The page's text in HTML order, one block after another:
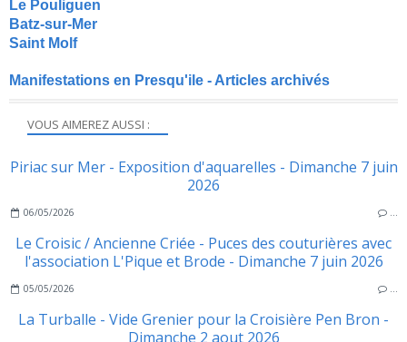
VOUS AIMEREZ AUSSI :
Piriac sur Mer - Exposition d'aquarelles - Dimanche 7 juin
2026
06/05/2026 …
Le Croisic / Ancienne Criée - Puces des couturières avec
l'association L'Pique et Brode - Dimanche 7 juin 2026
05/05/2026 …
La Turballe - Vide Grenier pour la Croisière Pen Bron -
Dimanche 2 aout 2026
Le Pouliguen
Batz-sur-Mer
Saint Molf
Manifestations en Presqu'ile - Articles archivés